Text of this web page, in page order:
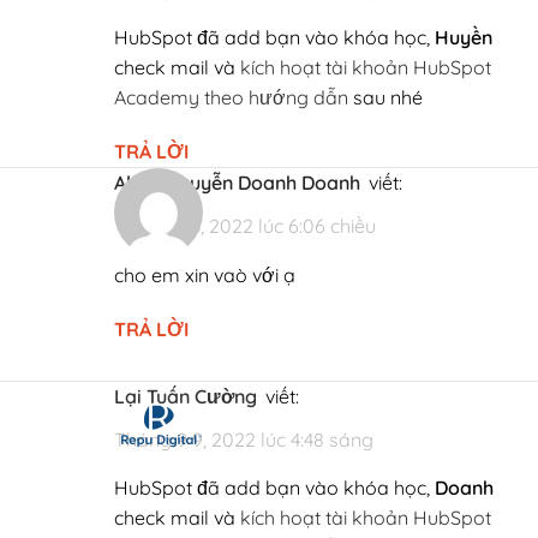
Hướng dẫn kích hoạt tài khoản HubSpot
HubSpot đã add bạn vào khóa học, Huyền
check mail và kích hoạt tài khoản HubSpot
Academy theo hướng dẫn sau nhé
TRẢ LỜI
Alain Nguyễn Doanh Doanh viết:
Tháng 7 3, 2022 lúc 6:06 chiều
cho em xin vaò với ạ
TRẢ LỜI
Lại Tuấn Cường viết:
Tháng 9 9, 2022 lúc 4:48 sáng
HubSpot đã add bạn vào khóa học, Doanh
check mail và kích hoạt tài khoản HubSpot